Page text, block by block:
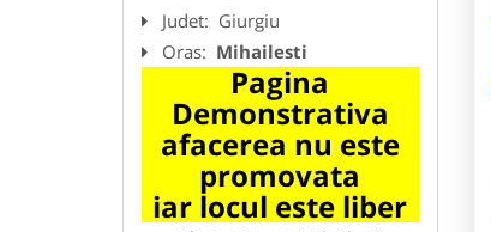
Judet: Giurgiu
Oras: Mihailesti
Pagina
Demonstrativa
afacerea nu este
promovata
iar locul este liber